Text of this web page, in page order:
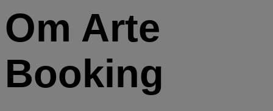
Om Arte
Booking